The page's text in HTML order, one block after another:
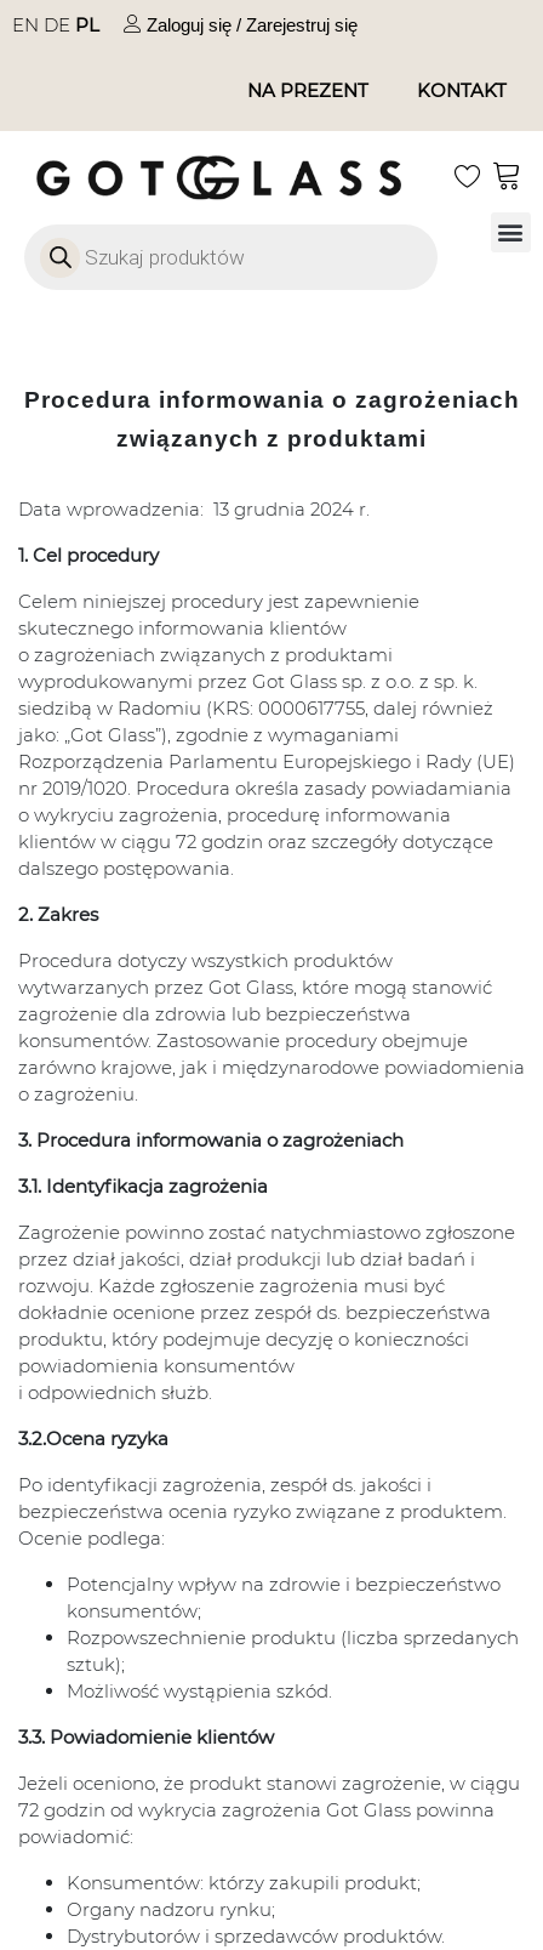
EN DE PL Zaloguj się / Zarejestruj się
NA PREZENT KONTAKT
Procedura informowania o zagrożeniach
związanych z produktami
Data wprowadzenia: 13 grudnia 2024 r.
1. Cel procedury
Celem niniejszej procedury jest zapewnienie
skutecznego informowania klientów
o zagrożeniach związanych z produktami
wyprodukowanymi przez Got Glass sp. z o.o. z sp. k.
siedzibą w Radomiu (KRS: 0000617755, dalej również
jako: „Got Glass”), zgodnie z wymaganiami
Rozporządzenia Parlamentu Europejskiego i Rady (UE)
nr 2019/1020. Procedura określa zasady powiadamiania
o wykryciu zagrożenia, procedurę informowania
klientów w ciągu 72 godzin oraz szczegóły dotyczące
dalszego postępowania.
2. Zakres
Procedura dotyczy wszystkich produktów
wytwarzanych przez Got Glass, które mogą stanowić
zagrożenie dla zdrowia lub bezpieczeństwa
konsumentów. Zastosowanie procedury obejmuje
zarówno krajowe, jak i międzynarodowe powiadomienia
o zagrożeniu.
3. Procedura informowania o zagrożeniach
3.1. Identyfikacja zagrożenia
Zagrożenie powinno zostać natychmiastowo zgłoszone
przez dział jakości, dział produkcji lub dział badań i
rozwoju. Każde zgłoszenie zagrożenia musi być
dokładnie ocenione przez zespół ds. bezpieczeństwa
produktu, który podejmuje decyzję o konieczności
powiadomienia konsumentów
i odpowiednich służb.
3.2.Ocena ryzyka
Po identyfikacji zagrożenia, zespół ds. jakości i
bezpieczeństwa ocenia ryzyko związane z produktem.
Ocenie podlega:
Potencjalny wpływ na zdrowie i bezpieczeństwo
konsumentów;
Rozpowszechnienie produktu (liczba sprzedanych
sztuk);
Możliwość wystąpienia szkód.
3.3. Powiadomienie klientów
Jeżeli oceniono, że produkt stanowi zagrożenie, w ciągu
72 godzin od wykrycia zagrożenia Got Glass powinna
powiadomić:
Konsumentów: którzy zakupili produkt;
Organy nadzoru rynku;
Dystrybutorów i sprzedawców produktów.